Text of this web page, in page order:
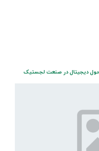
دیجیتال در صنعت لجستیک